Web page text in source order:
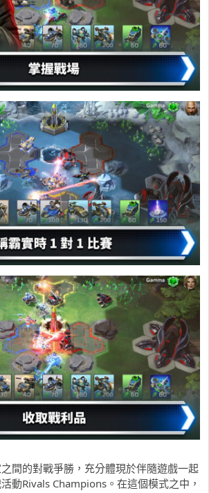
間的對戰爭勝，充分體現於伴隨遊戲一起
動Rivals Champions。在這個模式之中，